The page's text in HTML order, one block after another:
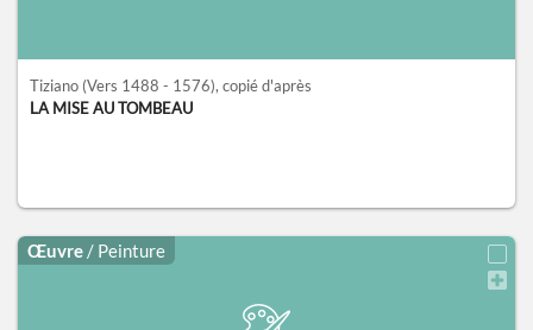
Tiziano (Vers 1488 - 1576), copié d'après
LA MISE AU TOMBEAU
Œuvre / Peinture